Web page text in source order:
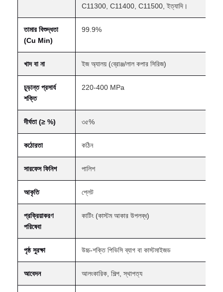
C11300, C11400, C11500, ইত্যাদি।
তামার বিশুদ্ধতা
(Cu Min)
99.9%
খাদ বা না ইজ অ্যালয় (ব্রোঞ্জ/লাল কপার সিরিজ)
চূড়ান্ত প্রসার্য
শক্তি
220-400 MPa
দীর্ঘতা (≥ %) ৩৫%
কঠোরতা কঠিন
সারফেস ফিনিশ পালিশ
আকৃতি প্লেট
প্রক্রিয়াকরণ
পরিষেবা
কাটিং (কাস্টম আকার উপলব্ধ)
পৃষ্ঠ সুরক্ষা উচ্চ-শক্তি পিভিসি ব্যাগ বা কাস্টমাইজড
আবেদন আলংকারিক, শিল্প, স্থাপত্য